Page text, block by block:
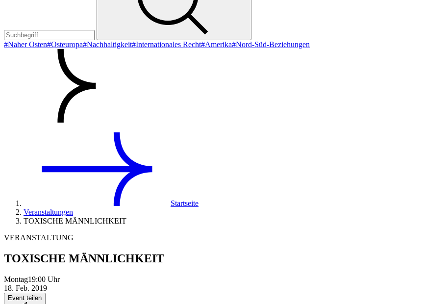
#Naher Osten#Osteuropa#Nachhaltigkeit#Internationales Recht#Amerika#Nord-Süd-Beziehungen
Startseite
Veranstaltungen
TOXISCHE MÄNNLICHKEIT
VERANSTALTUNG
TOXISCHE MÄNNLICHKEIT
Montag19:00 Uhr
18. Feb. 2019
Event teilen